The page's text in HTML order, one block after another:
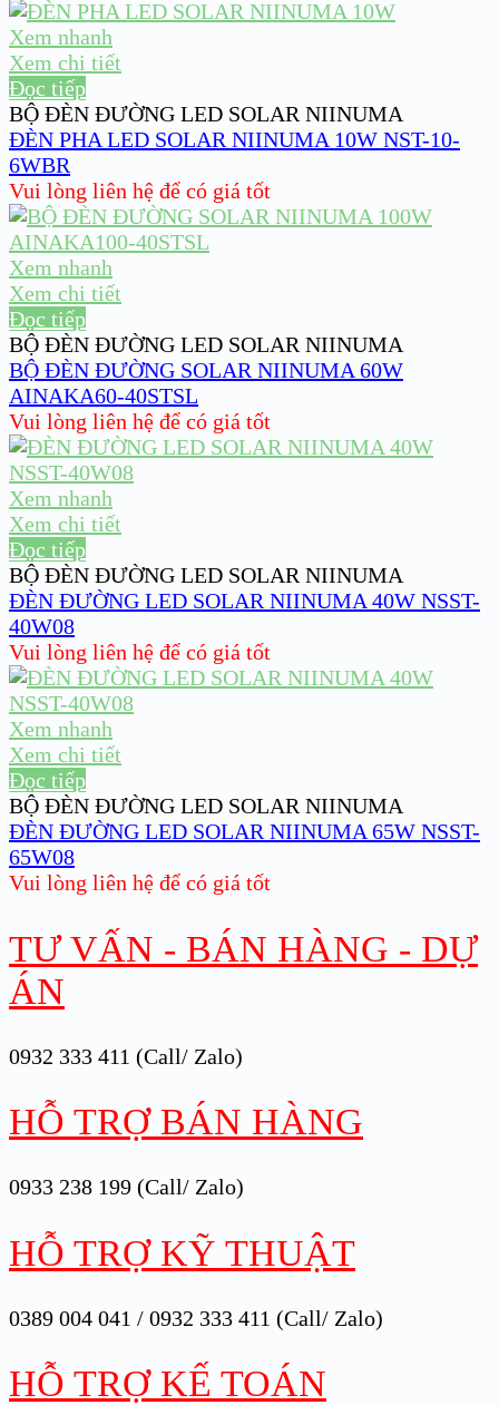
Xem nhanh
Xem chi tiết
Đọc tiếp
BỘ ĐÈN ĐƯỜNG LED SOLAR NIINUMA
ĐÈN PHA LED SOLAR NIINUMA 10W NST-10-
6WBR
Vui lòng liên hệ để có giá tốt
Xem nhanh
Xem chi tiết
Đọc tiếp
BỘ ĐÈN ĐƯỜNG LED SOLAR NIINUMA
BỘ ĐÈN ĐƯỜNG SOLAR NIINUMA 60W
AINAKA60-40STSL
Vui lòng liên hệ để có giá tốt
Xem nhanh
Xem chi tiết
Đọc tiếp
BỘ ĐÈN ĐƯỜNG LED SOLAR NIINUMA
ĐÈN ĐƯỜNG LED SOLAR NIINUMA 40W NSST-
40W08
Vui lòng liên hệ để có giá tốt
Xem nhanh
Xem chi tiết
Đọc tiếp
BỘ ĐÈN ĐƯỜNG LED SOLAR NIINUMA
ĐÈN ĐƯỜNG LED SOLAR NIINUMA 65W NSST-
65W08
Vui lòng liên hệ để có giá tốt
TƯ VẤN - BÁN HÀNG - DỰ
ÁN
0932 333 411 (Call/ Zalo)
HỖ TRỢ BÁN HÀNG
0933 238 199 (Call/ Zalo)
HỖ TRỢ KỸ THUẬT
0389 004 041 / 0932 333 411 (Call/ Zalo)
HỖ TRỢ KẾ TOÁN